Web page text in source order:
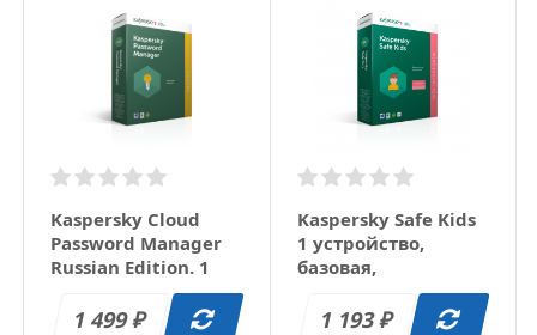
Kaspersky Cloud
Password Manager
Russian Edition. 1
пользователь
электронно
1 499₽
Kaspersky Safe Kids
1 устройство,
базовая,
Download Pack
1 193₽